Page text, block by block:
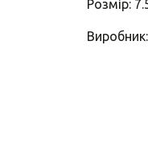
Розмір: